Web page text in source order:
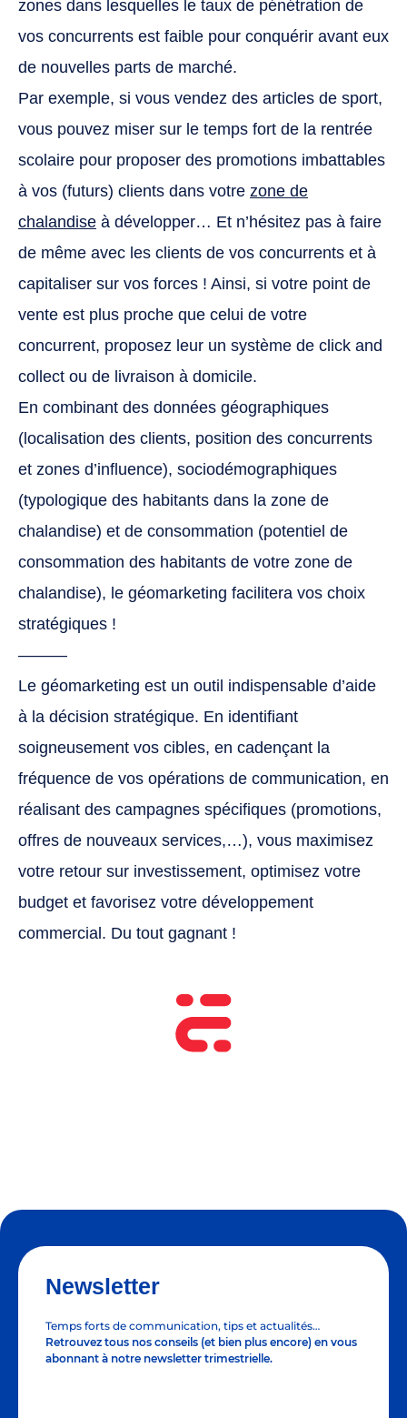
zones dans lesquelles le taux de pénétration de
vos concurrents est faible pour conquérir avant eux
de nouvelles parts de marché.
Par exemple, si vous vendez des articles de sport,
vous pouvez miser sur le temps fort de la rentrée
scolaire pour proposer des promotions imbattables
à vos (futurs) clients dans votre zone de
chalandise à développer… Et n’hésitez pas à faire
de même avec les clients de vos concurrents et à
capitaliser sur vos forces ! Ainsi, si votre point de
vente est plus proche que celui de votre
concurrent, proposez leur un système de click and
collect ou de livraison à domicile.
En combinant des données géographiques
(localisation des clients, position des concurrents
et zones d’influence), sociodémographiques
(typologique des habitants dans la zone de
chalandise) et de consommation (potentiel de
consommation des habitants de votre zone de
chalandise), le géomarketing facilitera vos choix
stratégiques !
———
Le géomarketing est un outil indispensable d’aide
à la décision stratégique. En identifiant
soigneusement vos cibles, en cadençant la
fréquence de vos opérations de communication, en
réalisant des campagnes spécifiques (promotions,
offres de nouveaux services,…), vous maximisez
votre retour sur investissement, optimisez votre
budget et favorisez votre développement
commercial. Du tout gagnant !
Newsletter
Temps forts de communication, tips et actualités…
Retrouvez tous nos conseils (et bien plus encore) en vous
abonnant à notre newsletter trimestrielle.